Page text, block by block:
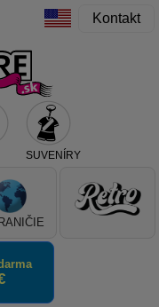
Kontakt
SUVENÍRY
výrobku